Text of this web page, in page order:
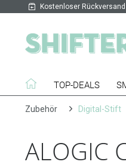
Kostenloser Rückversand
TOP-DEALS
Zubehör Digital-Stift
ALOGIC